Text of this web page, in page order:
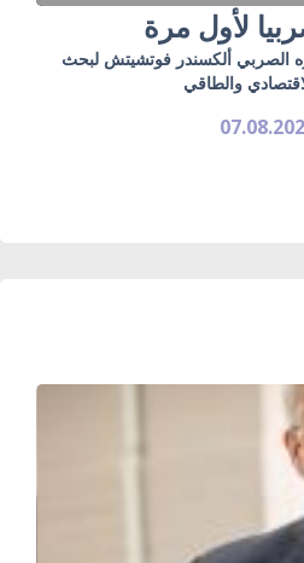
لأول مرة
الصربي ألكسندر فوتشيتش لبحث
والطاقي